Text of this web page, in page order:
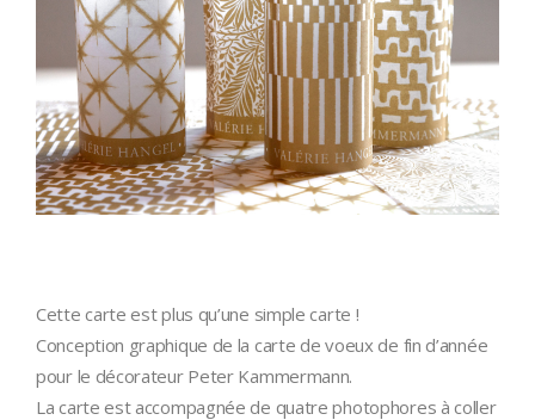
Cette carte est plus qu’une simple carte !
Conception graphique de la carte de voeux de fin d’année
pour le décorateur Peter Kammermann.
La carte est accompagnée de quatre photophores à coller